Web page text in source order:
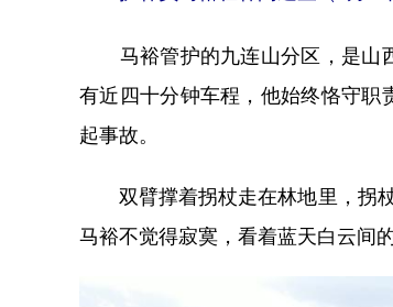
马裕管护的九连山分区，是山
有近四十分钟车程，他始终恪守
起事故。
双臂撑着拐杖走在林地里，拐杖
马裕不觉得寂寞，看着蓝天白云间